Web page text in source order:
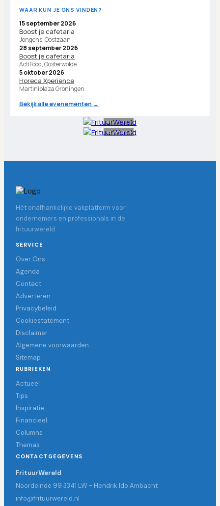
WAAR KUN JE ONS VINDEN?
15 september 2026
Boost je cafetaria
Jongens, Oostzaan
28 september 2026
Boost je cafetaria
ActiFood, Oosterwolde
5 oktober 2026
Horeca Xperience
Martiniplaza Groningen
Bekijk alle evenementen →
Advertentie
Advertentie
Hét onafhankelijke vakplatform voor
ondernemers en professionals in de
frituurwereld.
SERVICE
Over Ons
Agenda
Contact
Adverteren
Privacybeleid
Cookiestatement
Disclaimer
Algemene voorwaarden
Sitemap
RUBRIEKEN
Actueel
Tips
Inspiratie
Financieel
Columns
Themas
CONTACTGEGEVENS
FrituurWereld
Noordeinde 99 3341 LW - Hendrik Ido Ambacht
info@frituurwereld.nl